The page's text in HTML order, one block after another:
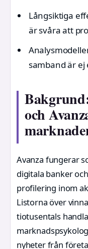
Långsiktiga
är svåra att
samband är ej
och
Avanza fungerar
digitala banker
profilering inom
Listorna över
tiotusentals
nyheter från